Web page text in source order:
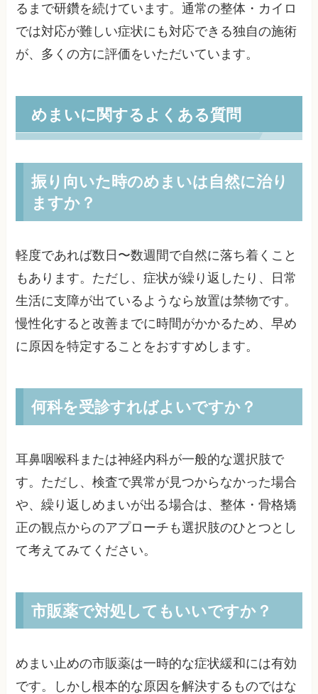
るまで研鑽を続けています。通常の整体・カイロ
では対応が難しい症状にも対応できる独自の施術
が、多くの方に評価をいただいています。
めまいに関するよくある質問
振り向いた時のめまいは自然に治り
ますか？
軽度であれば数日〜数週間で自然に落ち着くこと
もあります。ただし、症状が繰り返したり、日常
生活に支障が出ているようなら放置は禁物です。
慢性化すると改善までに時間がかかるため、早め
に原因を特定することをおすすめします。
何科を受診すればよいですか？
耳鼻咽喉科または神経内科が一般的な選択肢で
す。ただし、検査で異常が見つからなかった場合
や、繰り返しめまいが出る場合は、整体・骨格矯
正の観点からのアプローチも選択肢のひとつとし
て考えてみてください。
市販薬で対処してもいいですか？
めまい止めの市販薬は一時的な症状緩和には有効
です。しかし根本的な原因を解決するものではな